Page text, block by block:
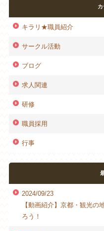
キラリ★職員紹介
サークル活動
ブログ
求人関連
研修
職員採用
行事
2024/09/23
【動画紹介】京都・観光
ろう！